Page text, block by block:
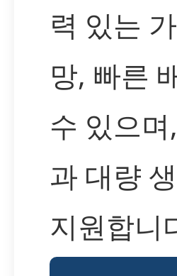
력 있는
망, 빠른
수 있으
과 대량
지원합니